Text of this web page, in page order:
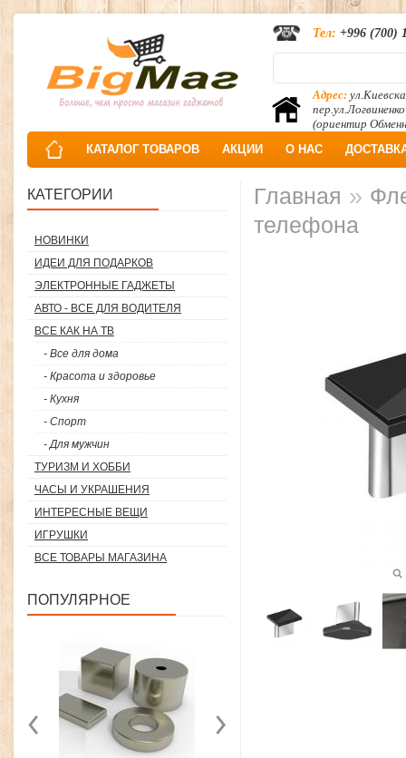
Адрес:
пер.ул.Логвиненко
(ориентир
Тел: +996 (700)
КАТАЛОГ ТОВАРОВ АКЦИИ О НАС
КАТЕГОРИИ
НОВИНКИ
ИДЕИ ДЛЯ ПОДАРКОВ
ЭЛЕКТРОННЫЕ ГАДЖЕТЫ
АВТО - ВСЕ ДЛЯ ВОДИТЕЛЯ
ВСЕ КАК НА ТВ
- Все для дома
- Красота и здоровье
- Кухня
- Спорт
- Для мужчин
ТУРИЗМ И ХОББИ
ЧАСЫ И УКРАШЕНИЯ
ИНТЕРЕСНЫЕ ВЕЩИ
ИГРУШКИ
ВСЕ ТОВАРЫ МАГАЗИНА
ПОПУЛЯРНОЕ
Главная »
телефона